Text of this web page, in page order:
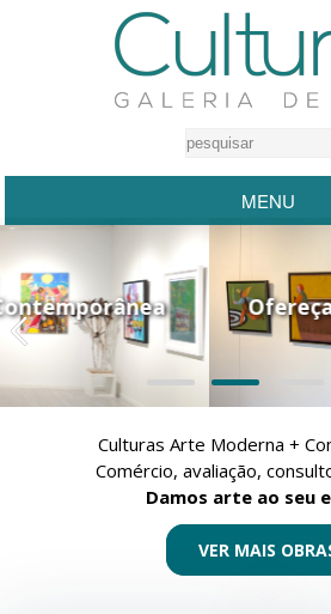
MENU
Ofereça Arte -
Culturas Arte Moderna +
Comércio, avaliação,
Damos arte ao seu
VER MAIS